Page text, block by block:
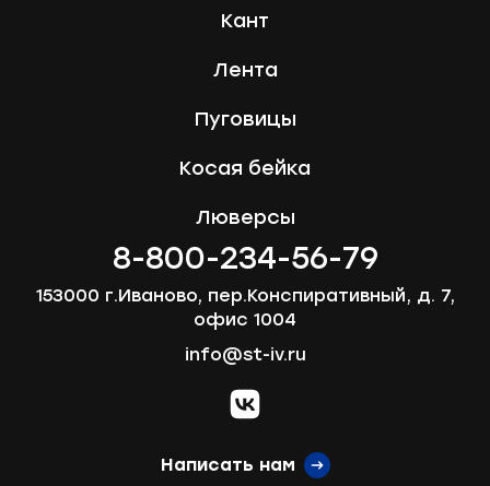
Кант
Лента
Пуговицы
Косая бейка
Люверсы
8-800-234-56-79
153000 г.Иваново, пер.Конспиративный, д. 7,
офис 1004
info@st-iv.ru
vk.com
Написать нам